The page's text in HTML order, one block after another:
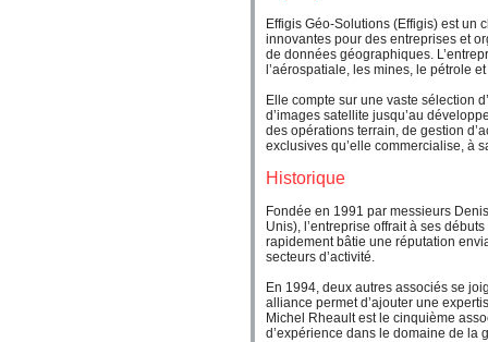
Effigis Géo-Solutions (Effigis) est un
innovantes pour des entreprises et
de données géographiques.
l’aérospatiale, les mines, le pétrole
Elle compte sur une vaste sélection
d’images satellite jusqu’au
des opérations terrain, de gestion
exclusives qu’elle commercialise, à
Historique
Fondée en 1991 par messieurs
Unis), l’entreprise offrait à ses
rapidement bâtie une réputation
secteurs d’activité.
En 1994, deux autres associés se
alliance permet d’ajouter une
Michel Rheault est le cinquième
d’expérience dans le domaine de la